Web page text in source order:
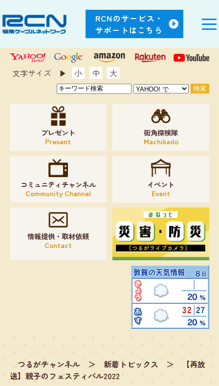
RCNのサービス・
サポートはこちら
文字サイズ ▶︎ 小 中 大
プレゼント
Present
街角探検隊
Machikado
コミュニティチャンネル
Community Channel
イベント
Event
情報提供・取材依頼
Contact
つるがチャンネル ＞ 新着トピックス ＞
【再放
送】親子のフェスティバル2022